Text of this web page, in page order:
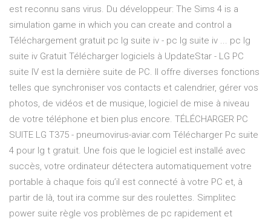
est reconnu sans virus. Du développeur: The Sims 4 is a
simulation game in which you can create and control a
Téléchargement gratuit pc lg suite iv - pc lg suite iv ... pc lg
suite iv Gratuit Télécharger logiciels à UpdateStar - LG PC
suite IV est la dernière suite de PC. Il offre diverses fonctions
telles que synchroniser vos contacts et calendrier, gérer vos
photos, de vidéos et de musique, logiciel de mise à niveau
de votre téléphone et bien plus encore. TÉLÉCHARGER PC
SUITE LG T375 - pneumovirus-aviar.com Télécharger Pc suite
4 pour lg t gratuit. Une fois que le logiciel est installé avec
succès, votre ordinateur détectera automatiquement votre
portable à chaque fois qu’il est connecté à votre PC et, à
partir de là, tout ira comme sur des roulettes. Simplitec
power suite règle vos problèmes de pc rapidement et